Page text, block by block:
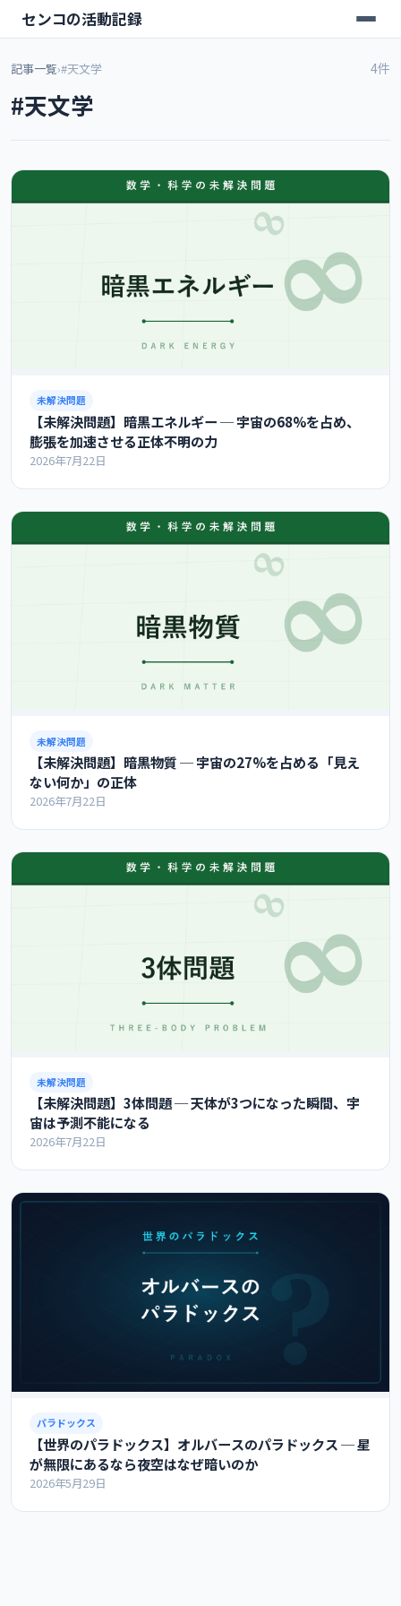
センコの活動記録
記事一覧›#天文学
#天文学
4件
未解決問題
【未解決問題】暗黒エネルギー ─ 宇宙の68%を占め、
膨張を加速させる正体不明の力
2026年7月22日
未解決問題
【未解決問題】暗黒物質 ─ 宇宙の27%を占める「見え
ない何か」の正体
2026年7月22日
未解決問題
【未解決問題】3体問題 ─ 天体が3つになった瞬間、宇
宙は予測不能になる
2026年7月22日
パラドックス
【世界のパラドックス】オルバースのパラドックス ─ 星
が無限にあるなら夜空はなぜ暗いのか
2026年5月29日